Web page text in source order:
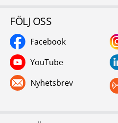
FÖLJ OSS
Facebook
YouTube
Nyhetsbrev